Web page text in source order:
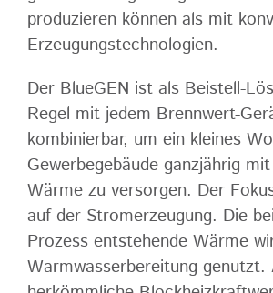
produzieren können als mit
Erzeugungstechnologien.
Der BlueGEN ist als Beistell-
Regel mit jedem Brennwert-
kombinierbar, um ein kleines
Gewerbegebäude ganzjährig
Wärme zu versorgen. Der
auf der Stromerzeugung. Die
Prozess entstehende Wärme
Warmwasserbereitung genutzt.